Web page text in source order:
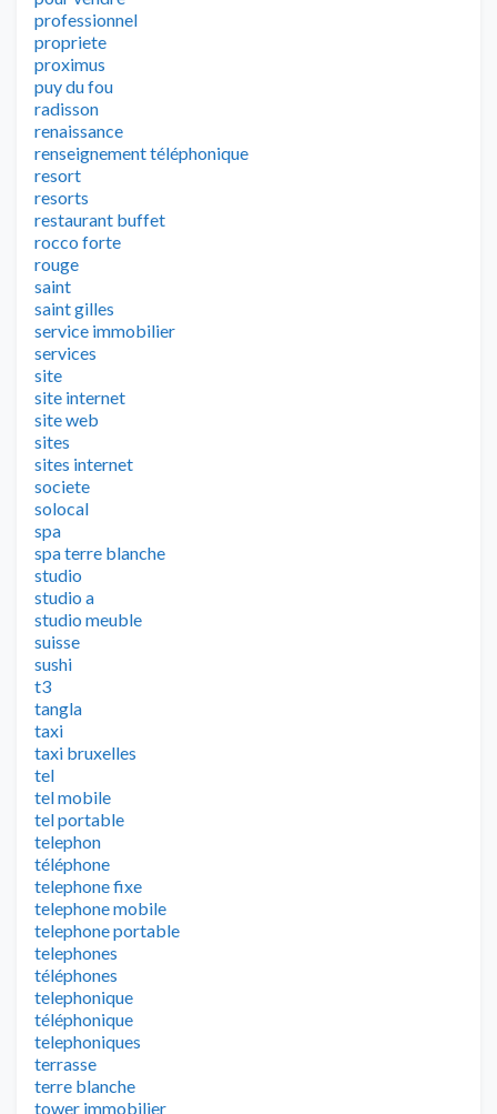
professionnel
propriete
proximus
puy du fou
radisson
renaissance
renseignement téléphonique
resort
resorts
restaurant buffet
rocco forte
rouge
saint
saint gilles
service immobilier
services
site
site internet
site web
sites
sites internet
societe
solocal
spa
spa terre blanche
studio
studio a
studio meuble
suisse
sushi
t3
tangla
taxi
taxi bruxelles
tel
tel mobile
tel portable
telephon
téléphone
telephone fixe
telephone mobile
telephone portable
telephones
téléphones
telephonique
téléphonique
telephoniques
terrasse
terre blanche
tower immobilier